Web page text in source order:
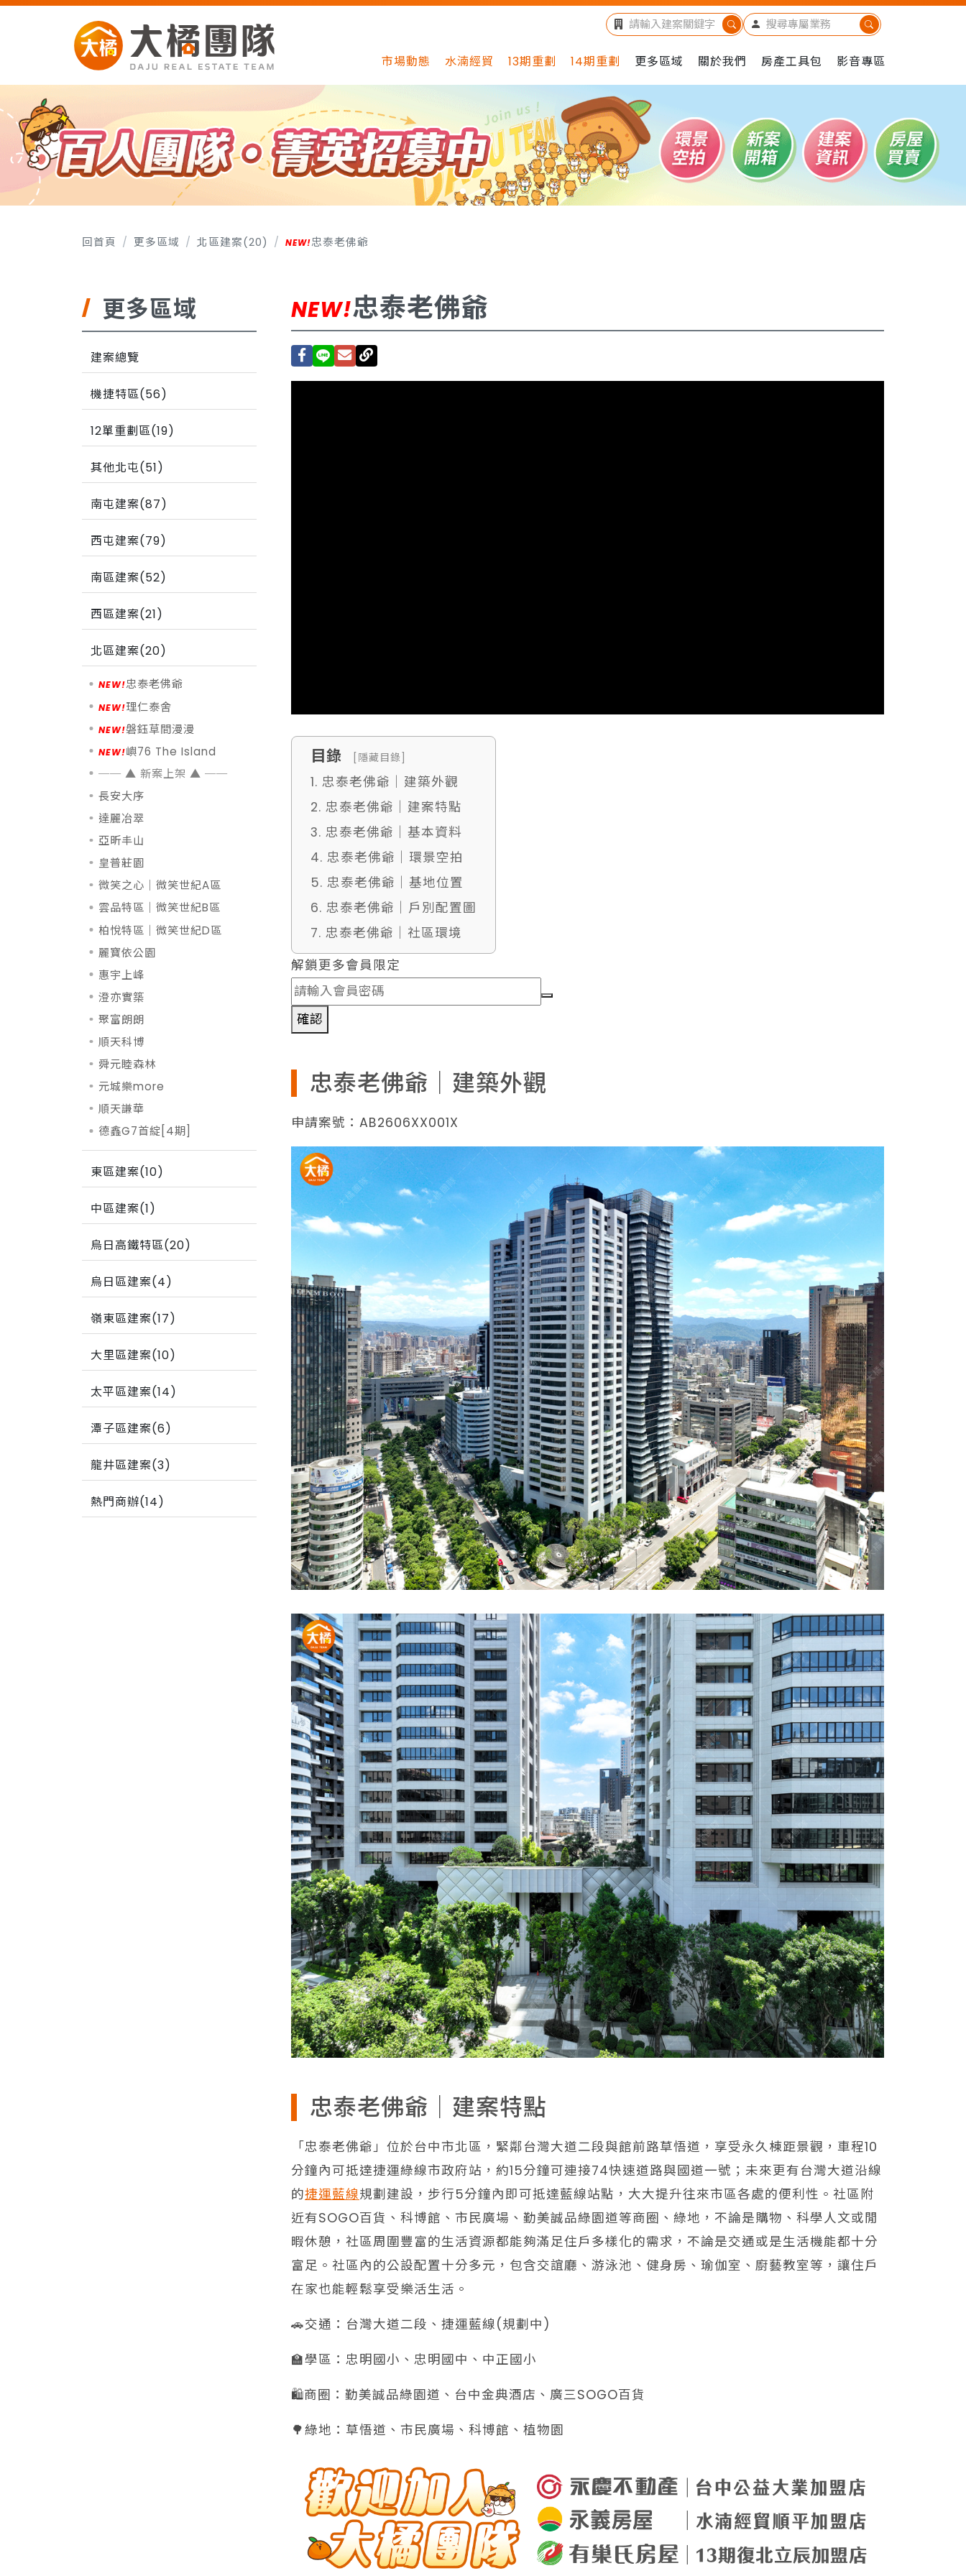
市場動態 水湳經貿 13期重劃 14期重劃 更多區域 關於我們 房產工具包 影音專區
回首頁 更多區域 北區建案(20) 忠泰老佛爺
更多區域
建案總覽
機捷特區(56)
12單重劃區(19)
其他北屯(51)
南屯建案(87)
西屯建案(79)
南區建案(52)
西區建案(21)
北區建案(20)
忠泰老佛爺
理仁泰舍
磐鈺草間漫漫
嶼76 The Island
長安大序
達麗冶翠
亞昕丰山
皇普莊園
微笑之心｜微笑世紀A區
雲品特區｜微笑世紀B區
柏悅特區｜微笑世紀D區
麗寶依公園
惠宇上峰
澄亦實築
聚富朗朗
順天科博
舜元睦森林
元城樂more
順天謙華
德鑫G7首綻[4期]
東區建案(10)
中區建案(1)
烏日高鐵特區(20)
烏日區建案(4)
嶺東區建案(17)
大里區建案(10)
太平區建案(14)
潭子區建案(6)
龍井區建案(3)
熱門商辦(14)
忠泰老佛爺
目錄 [隱藏目錄]
1. 忠泰老佛爺｜建築外觀
2. 忠泰老佛爺｜建案特點
3. 忠泰老佛爺｜基本資料
4. 忠泰老佛爺｜環景空拍
5. 忠泰老佛爺｜基地位置
6. 忠泰老佛爺｜戶別配置圖
7. 忠泰老佛爺｜社區環境
解鎖更多會員限定
確認
忠泰老佛爺｜建築外觀
申請案號：AB2606XX001X
忠泰老佛爺｜建案特點
「忠泰老佛爺」位於台中市北區，緊鄰台灣大道二段與館前路草悟道，享受永久棟距景觀，車程10
分鐘內可抵達捷運綠線市政府站，約15分鐘可連接74快速道路與國道一號；未來更有台灣大道沿線
的捷運藍線規劃建設，步行5分鐘內即可抵達藍線站點，大大提升往來市區各處的便利性。社區附
近有SOGO百貨、科博館、市民廣場、勤美誠品綠園道等商圈、綠地，不論是購物、科學人文或閒
暇休憩，社區周圍豐富的生活資源都能夠滿足住戶多樣化的需求，不論是交通或是生活機能都十分
富足。社區內的公設配置十分多元，包含交誼廳、游泳池、健身房、瑜伽室、廚藝教室等，讓住戶
在家也能輕鬆享受樂活生活。
🚗交通：台灣大道二段、捷運藍線(規劃中)
🏫學區：忠明國小、忠明國中、中正國小
🛍️商圈：勤美誠品綠園道、台中金典酒店、廣三SOGO百貨
🌳綠地：草悟道、市民廣場、科博館、植物園